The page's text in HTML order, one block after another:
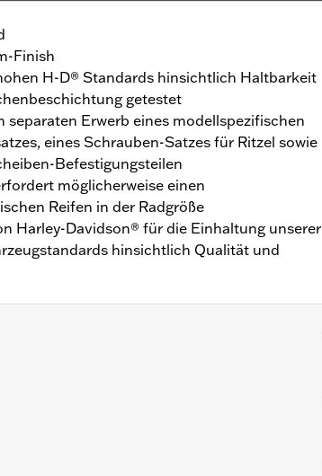
Finish
H-D® Standards hinsichtlich Haltbarkeit
getestet
separaten Erwerb eines modellspezifischen
eines Schrauben-Satzes für Ritzel sowie
Befestigungsteilen
möglicherweise einen
Reifen in der Radgröße
Harley-Davidson® für die Einhaltung unserer
hinsichtlich Qualität und